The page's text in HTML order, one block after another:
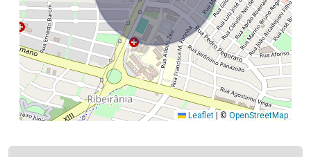
Leaflet | ©OpenStreetMap